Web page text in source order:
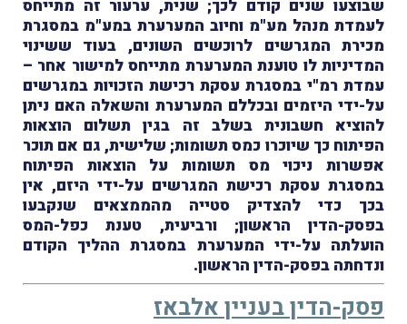
שבוצעו שנים קודם לכך; שנית, ערעור זה מתייחס
לעמדת מנהל מע"מ וחיוב המערערת במע"מ במסגרת
מכירת המגרשים לרוכשים השונים, בעוד ששינוי
המדיניות לו טוענת המערערת מתייחס למישור אחר –
עמדת רמ"י במסגרת עסקת רכישת הזכויות במגרשים
על-ידי היזמים ובכללם המערערת והשאלה האם ניתן
להוציא חשבונית בשלב זה בגין תשלום הוצאות
הפיתוח כך שיוכרו כמס תשומות; שלישית, גם אם תוכר
אפשרות ניכוי מס תשומות על הוצאות הפיתוח
במסגרת עסקת רכישת המגרשים על-ידי היזם, אין
בכך כדי להצדיק סטייה מהממצאים שנקבעו
בפסק-הדין הראשון; ורביעית, טענת כפל-המס
הועלתה על-ידי המערערת במסגרת ההליך הקודם
ונדחתה בפסק-הדין הראשון.
פסק-הדין בעניין אלבאז